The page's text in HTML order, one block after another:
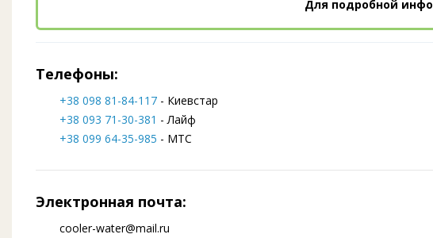
Для подробной
Телефоны:
+38 098 81-84-117 - Киевстар
+38 093 71-30-381 - Лайф
+38 099 64-35-985 - МТС
Электронная почта:
cooler-water@mail.ru